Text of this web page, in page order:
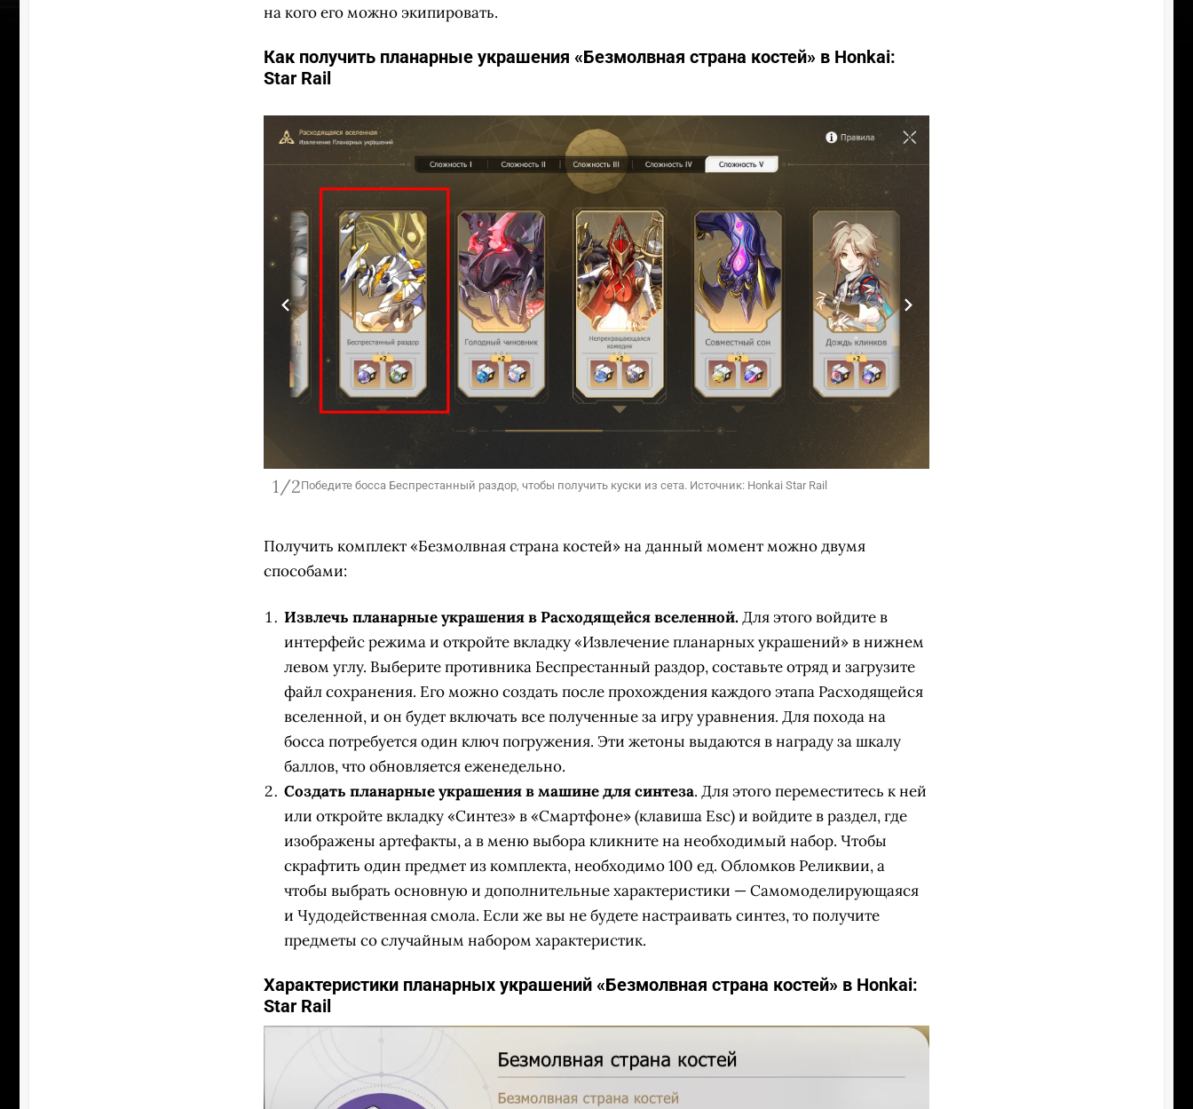
на кого его можно экипировать.
Как получить планарные украшения «Безмолвная страна костей» в Honkai:
Star Rail
1/2Победите босса Беспрестанный раздор, чтобы получить куски из сета. Источник: Honkai Star Rail
Получить комплект «Безмолвная страна костей» на данный момент можно двумя
способами:
Извлечь планарные украшения в Расходящейся вселенной.Для этого войдите в
интерфейс режима и откройте вкладку «Извлечение планарных украшений» в нижнем
левом углу. Выберите противника Беспрестанный раздор, составьте отряд и загрузите
файл сохранения. Его можно создать после прохождения каждого этапа Расходящейся
вселенной, и он будет включать все полученные за игру уравнения. Для похода на
босса потребуется один ключ погружения. Эти жетоны выдаются в награду за шкалу
баллов, что обновляется еженедельно.
Создать планарные украшения в машине для синтеза. Для этого переместитесь к ней
или откройте вкладку «Синтез» в «Смартфоне» (клавиша Esc) и войдите в раздел, где
изображены артефакты, а в меню выбора кликните на необходимый набор. Чтобы
скрафтить один предмет из комплекта, необходимо 100 ед. Обломков Реликвии, а
чтобы выбрать основную и дополнительные характеристики — Самомоделирующаяся
и Чудодейственная смола. Если же вы не будете настраивать синтез, то получите
предметы со случайным набором характеристик.
Характеристики планарных украшений «Безмолвная страна костей» в Honkai:
Star Rail